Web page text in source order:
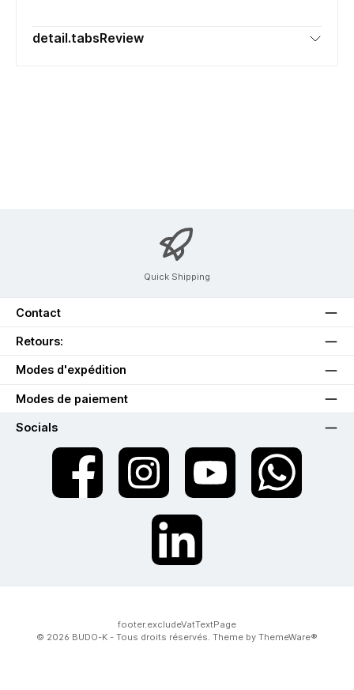
detail.tabsReview
Quick Shipping
Contact
Retours:
Modes d'expédition
Modes de paiement
Socials
twt.widget.communities.facebook.name
twt.widget.communities.instagram.name
twt.widget.communities.linkedin.name
footer.excludeVatTextPage
© 2026 BUDO-K - Tous droits réservés. Theme by ThemeWare®